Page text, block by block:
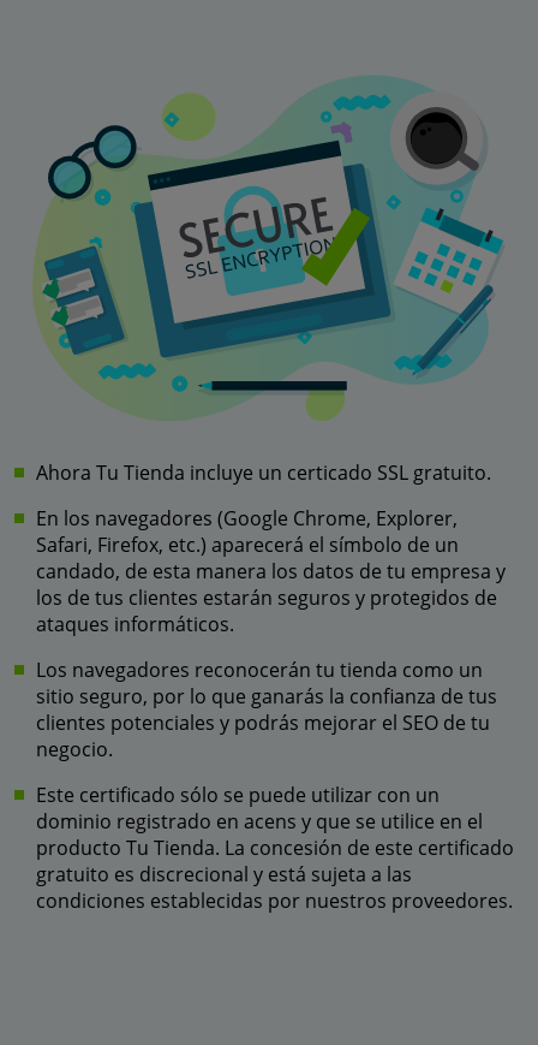
Ahora Tu Tienda incluye un certicado SSL gratuito.
En los navegadores (Google Chrome, Explorer,
Safari, Firefox, etc.) aparecerá el símbolo de un
candado, de esta manera los datos de tu empresa y
los de tus clientes estarán seguros y protegidos de
ataques informáticos.
Los navegadores reconocerán tu tienda como un
sitio seguro, por lo que ganarás la confianza de tus
clientes potenciales y podrás mejorar el SEO de tu
negocio.
Este certificado sólo se puede utilizar con un
dominio registrado en acens y que se utilice en el
producto Tu Tienda. La concesión de este certificado
gratuito es discrecional y está sujeta a las
condiciones establecidas por nuestros proveedores.